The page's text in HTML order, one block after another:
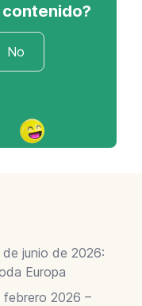
No
junio de 2026:
Europa
febrero 2026 –